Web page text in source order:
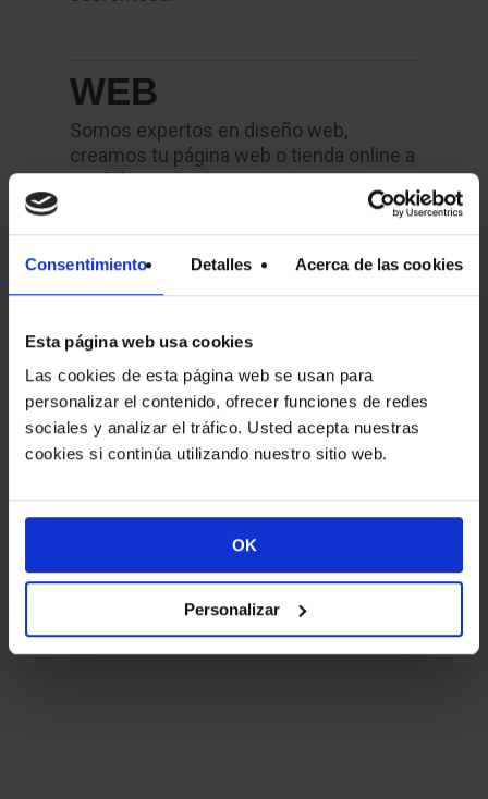
Consentimiento Detalles Acerca de las cookies
Esta página web usa cookies
Las cookies de esta página web se usan para
personalizar el contenido, ofrecer funciones de redes
sociales y analizar el tráfico. Usted acepta nuestras
cookies si continúa utilizando nuestro sitio web.
OK
Personalizar
WEB
Somos expertos en diseño web,
creamos tu página web o tienda online a
medida con asesoramiento gratuito.
Enfocamos nuestro esfuerzo en tus
resultados y en tu rentabilidad.
CORPORATIVO
Con nuestro diseño corporativo
representamos la identidad visual de tu
empresa, un elemento fundamental
para definir su imagen, el estilo de
comunicación y la personalidad de tu